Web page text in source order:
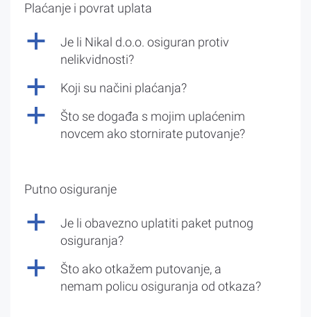
Plaćanje i povrat uplata
a
Je li Nikal d.o.o. osiguran protiv
nelikvidnosti?
a Koji su načini plaćanja?
a
Što se događa s mojim uplaćenim
novcem ako stornirate putovanje?
Putno osiguranje
a
Je li obavezno uplatiti paket putnog
osiguranja?
a
Što ako otkažem putovanje, a
nemam policu osiguranja od otkaza?